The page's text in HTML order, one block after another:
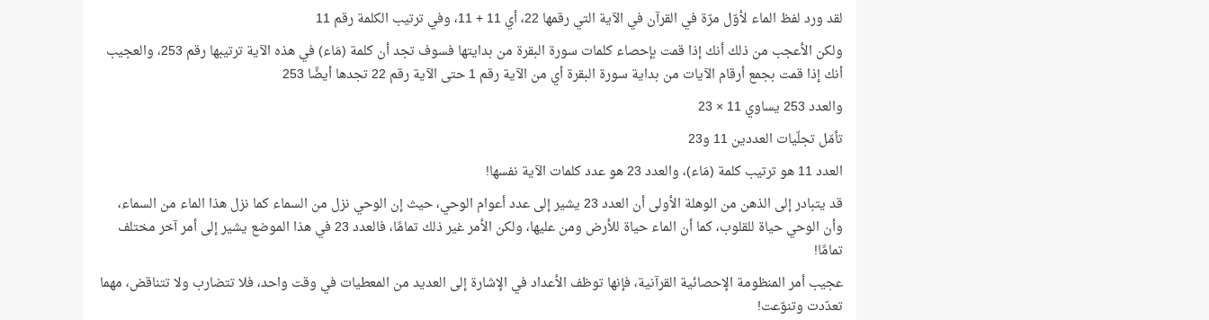
لقد ورد لفظ الماء لأوّل مرّة في القرآن في الآية التي رقمها 22، أي 11 + 11، وفي ترتيب الكلمة رقم 11
ولكن الأعجب من ذلك أنك إذا قمت بإحصاء كلمات سورة البقرة من بدايتها فسوف تجد أن كلمة (مَاء) في هذه الآية ترتيبها رقم 253، والعجيب
أنك إذا قمت بجمع أرقام الآيات من بداية سورة البقرة أي من الآية رقم 1 حتى الآية رقم 22 تجدها أيضًا 253
والعدد 253 يساوي 11 × 23
تأمّل تجلّيات العددين 11 و23
العدد 11 هو ترتيب كلمة (مَاء)، والعدد 23 هو عدد كلمات الآية نفسها!
قد يتبادر إلى الذهن من الوهلة الأولى أن العدد 23 يشير إلى عدد أعوام الوحي، حيث إن الوحي نزل من السماء كما نزل هذا الماء من السماء،
وأن الوحي حياة للقلوب، كما أن الماء حياة للأرض ومن عليها، ولكن الأمر غير ذلك تمامًا، فالعدد 23 في هذا الموضع يشير إلى أمر آخر مختلف
تمامًا!
عجيب أمر المنظومة الإحصائية القرآنية، فإنها توظف الأعداد في الإشارة إلى العديد من المعطيات في وقت واحد، فلا تتضارب ولا تتناقض، مهما
تعدّدت وتنوّعت!